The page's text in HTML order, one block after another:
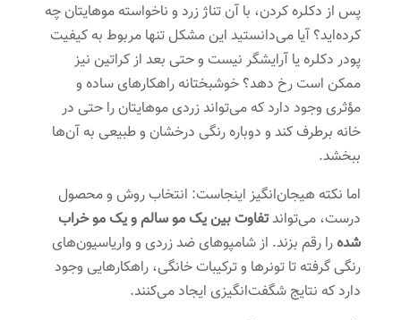
پس از دکلره کردن، با آن تناژ زرد و ناخواسته موهایتان چه
کرده‌اید؟ آیا می‌دانستید این مشکل تنها مربوط به کیفیت
پودر دکلره یا آرایشگر نیست و حتی بعد از کراتین نیز
ممکن است رخ دهد؟ خوشبختانه راهکارهای ساده و
مؤثری وجود دارد که می‌تواند زردی موهایتان را حتی در
خانه برطرف کند و دوباره رنگی درخشان و طبیعی به آن‌ها
ببخشد.
اما نکته هیجان‌انگیز اینجاست: انتخاب روش و محصول
درست، می‌تواندتفاوت بین یک مو سالم و یک مو خراب
شده را رقم بزند. از شامپوهای ضد زردی و واریاسیون‌های
رنگی گرفته تا تونرها و ترکیبات خانگی، راهکارهایی وجود
دارد که نتایج شگفت‌انگیزی ایجاد می‌کنند.